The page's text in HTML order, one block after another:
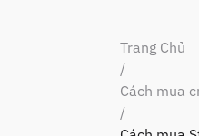
Trang Chủ
/
Cách mua
/